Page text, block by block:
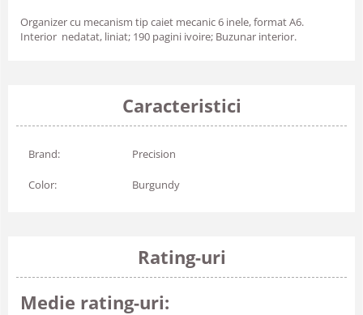
Organizer cu mecanism tip caiet mecanic 6 inele, format A6.
Interior nedatat, liniat; 190 pagini ivoire; Buzunar interior.
Caracteristici
Brand: Precision
Color: Burgundy
Rating-uri
Medie rating-uri: